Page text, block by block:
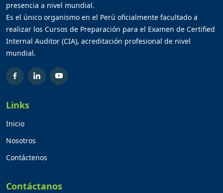
presencia a nivel mundial.
Es el único organismo en el Perú oficialmente facultado a
realizar los Cursos de Preparación para el Examen de Certified
Internal Auditor (CIA), acreditación profesional de nivel
mundial.
Links
Inicio
Nosotros
Contáctenos
Contáctanos